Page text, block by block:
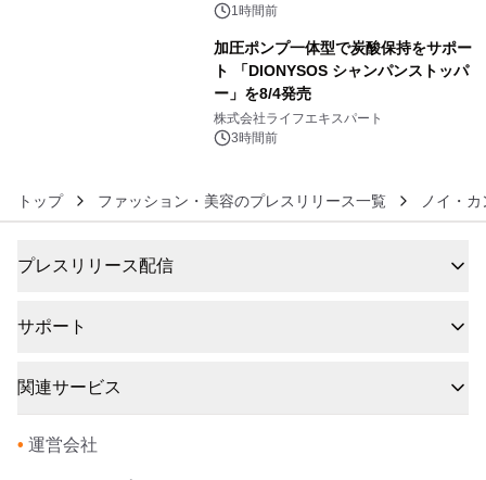
ジ新登場
1時間前
加圧ポンプ一体型で炭酸保持をサポー
ト 「DIONYSOS シャンパンストッパ
ー」を8/4発売
株式会社ライフエキスパート
3時間前
トップ ファッション・美容のプレスリリース一覧 ノイ・
プレスリリース配信
サポート
関連サービス
• 運営会社